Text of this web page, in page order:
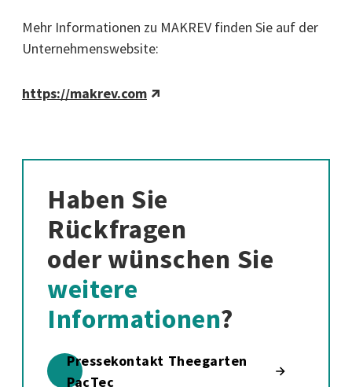
Mehr Informationen zu MAKREV finden Sie auf der
Unternehmenswebsite:
https://makrev.com
Haben Sie
Rückfragen
oder wünschen Sie
weitere
Informationen?
Pressekontakt Theegarten
PacTec